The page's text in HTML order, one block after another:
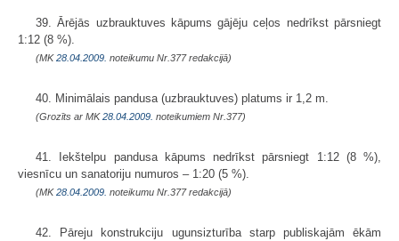
39. Ārējās uzbrauktuves kāpums gājēju ceļos nedrīkst pārsniegt
1:12 (8 %).
(MK28.04.2009. noteikumu Nr.377 redakcijā)
40. Minimālais pandusa (uzbrauktuves) platums ir 1,2 m.
(Grozīts ar MK28.04.2009. noteikumiem Nr.377)
41. Iekštelpu pandusa kāpums nedrīkst pārsniegt 1:12 (8 %),
viesnīcu un sanatoriju numuros – 1:20 (5 %).
(MK28.04.2009. noteikumu Nr.377 redakcijā)
42. Pāreju konstrukciju ugunsizturība starp publiskajām ēkām